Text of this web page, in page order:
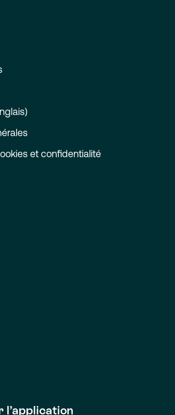
et confidentialité
l’application